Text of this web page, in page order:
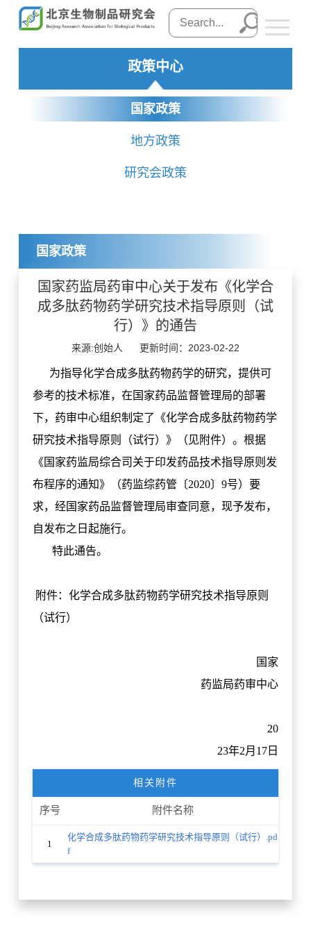
政策中心
国家政策
地方政策
研究会政策
国家政策
国家药监局药审中心关于发布《化学合
成多肽药物药学研究技术指导原则（试
行）》的通告
来源:创始人 更新时间：2023-02-22
为指导化学合成多肽药物药学的研究，提供可
参考的技术标准，在国家药品监督管理局的部署
下，药审中心组织制定了《化学合成多肽药物药学
研究技术指导原则（试行）》（见附件）。根据
《国家药监局综合司关于印发药品技术指导原则发
布程序的通知》（药监综药管〔2020〕9号）要
求，经国家药品监督管理局审查同意，现予发布，
自发布之日起施行。
特此通告。
附件：化学合成多肽药物药学研究技术指导原则
（试行）
国家
药监局药审中心
20
23年2月17日
相关附件
序号 附件名称
1
化学合成多肽药物药学研究技术指导原则（试行）.pd
f